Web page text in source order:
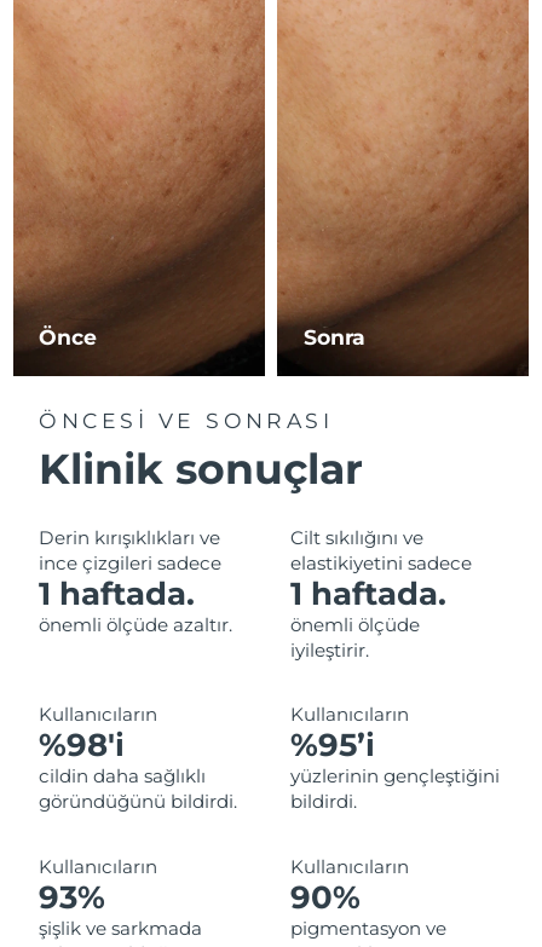
Önce Sonra
ÖNCESİ VE SONRASI
Klinik sonuçlar
Derin kırışıklıkları ve
ince çizgileri sadece
1 haftada.
önemli ölçüde azaltır.
Cilt sıkılığını ve
elastikiyetini sadece
1 haftada.
önemli ölçüde
iyileştirir.
Kullanıcıların
%98'i
cildin daha sağlıklı
göründüğünü bildirdi.
Kullanıcıların
%95’i
yüzlerinin gençleştiğini
bildirdi.
Kullanıcıların
93%
şişlik ve sarkmada
Kullanıcıların
90%
pigmentasyon ve
Malta Tahmini teslim tarihi 8/11/26
Meksika Tahmini teslim tarihi 8/15/26
Monako Tahmini teslim tarihi 8/12/26
Hollanda Tahmini teslim tarihi 8/11/26
Yeni Zelanda Tahmini teslim tarihi8/11/26
Norveç Tahmini teslim tarihi
Umman Tahmini teslim tarihi8/14/26
Filipinler Tahmini teslim tarihi
Polonya Tahmini teslim tarihi
Portekiz Tahmini teslim tarihi
Porto Riko Tahmini teslim tarihi8/13/26
Tahmini teslim tarihi
Reunion Tahmini teslim tarihi
Romanya Tahmini teslim tarihi8/11/26
Suudi Arabistan Tahmini teslim tarihi
Singapur Tahmini teslim tarihi8/13/26